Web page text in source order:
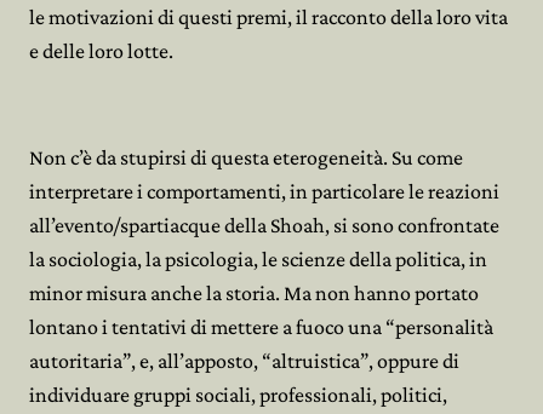
le motivazioni di questi premi, il racconto della loro vita
e delle loro lotte.
Non c’è da stupirsi di questa eterogeneità. Su come
interpretare i comportamenti, in particolare le reazioni
all’evento/spartiacque della Shoah, si sono confrontate
la sociologia, la psicologia, le scienze della politica, in
minor misura anche la storia. Ma non hanno portato
lontano i tentativi di mettere a fuoco una “personalità
autoritaria”, e, all’apposto, “altruistica”, oppure di
individuare gruppi sociali, professionali, politici,